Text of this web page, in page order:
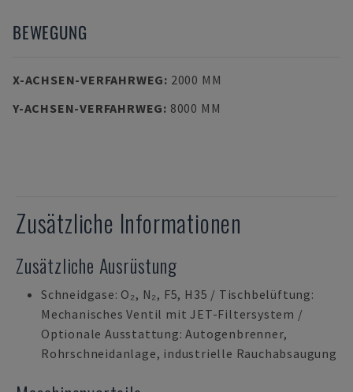
BEWEGUNG
X-ACHSEN-VERFAHRWEG: 2000 MM
Y-ACHSEN-VERFAHRWEG: 8000 MM
Zusätzliche Informationen
Zusätzliche Ausrüstung
Schneidgase: O₂, N₂, F5, H35 / Tischbelüftung:
Mechanisches Ventil mit JET-Filtersystem /
Optionale Ausstattung: Autogenbrenner,
Rohrschneidanlage, industrielle Rauchabsaugung